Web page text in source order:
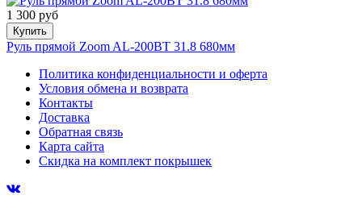
1 300 руб
Купить
Руль прямой Zoom AL-200BT 31.8 680мм
Политика конфиденциальности и оферта
Условия обмена и возврата
Контакты
Доставка
Обратная связь
Карта сайта
Скидка на комплект покрышек